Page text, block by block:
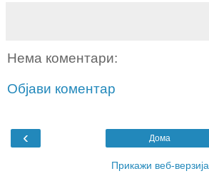
Нема коментари:
Објави коментар
‹ Дома
Прикажи веб-верзија